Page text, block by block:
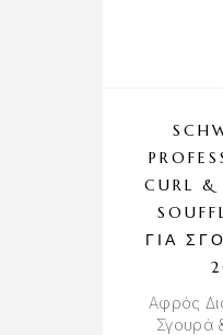
CURL &
ΓΙΑ
Αφρός
Σγουρά